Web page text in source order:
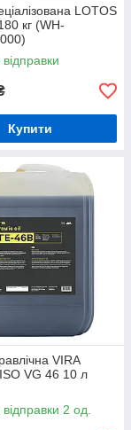
LOTOS
кг (WH-
Купити
VIRA
VG 46 10 л
2 од.